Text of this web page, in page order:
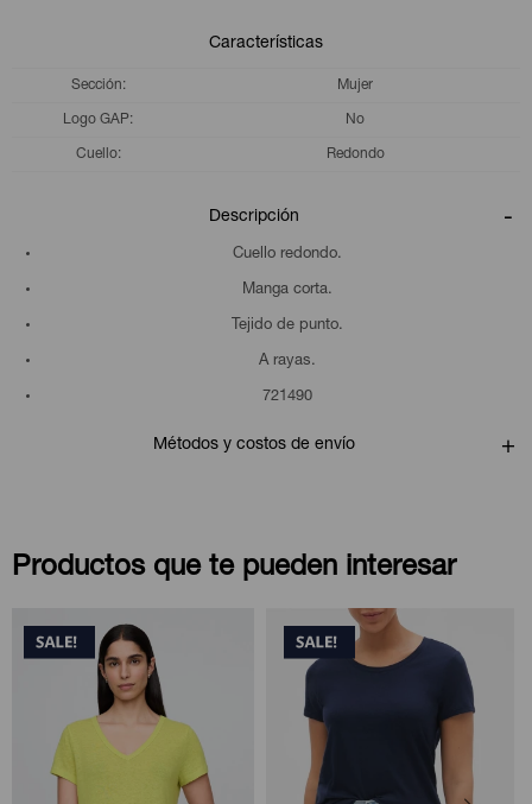
Características
Sección Mujer
Logo GAP No
Cuello Redondo
Descripción
Cuello redondo.
Manga corta.
Tejido de punto.
A rayas.
721490
Métodos y costos de envío
Productos que te pueden interesar